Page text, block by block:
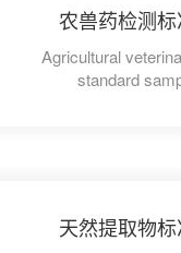
农兽药检测
Agricultural
standard
天然提取物